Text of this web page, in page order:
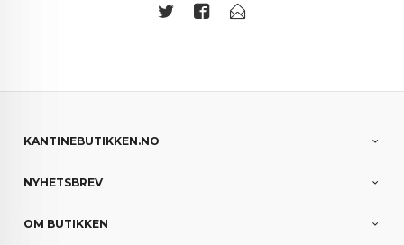
KANTINEBUTIKKEN.NO
NYHETSBREV
OM BUTIKKEN